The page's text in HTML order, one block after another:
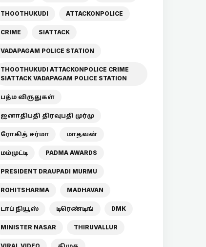
THOOTHUKUDI ATTACKONPOLICE
CRIME SIATTACK
VADAPAGAM POLICE STATION
THOOTHUKUDI ATTACKONPOLICE CRIME
SIATTACK VADAPAGAM POLICE STATION
பத்ம விருதுகள்
ஜனாதிபதி திரவுபதி முர்மு
ரோகித் சர்மா மாதவன்
மம்முட்டி PADMA AWARDS
PRESIDENT DRAUPADI MURMU
ROHITSHARMA MADHAVAN
டாப் நியூஸ் டிரெண்டிங் DMK
MINISTER NASAR THIRUVALLUR